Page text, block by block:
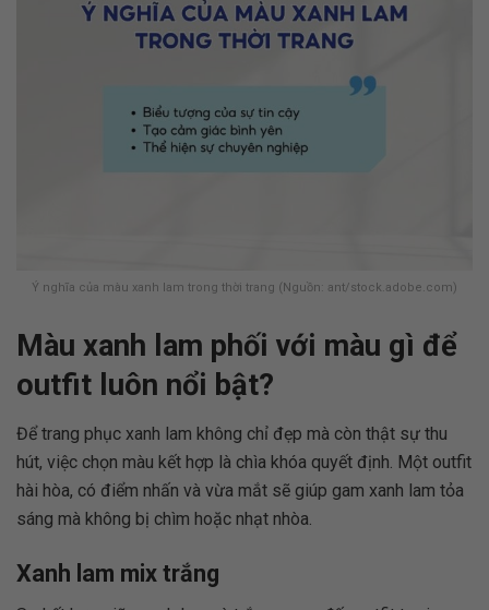
Ý nghĩa của màu xanh lam trong thời trang (Nguồn: ant/stock.adobe.com)
Màu xanh lam phối với màu gì để
outfit luôn nổi bật?
Để trang phục xanh lam không chỉ đẹp mà còn thật sự thu
hút, việc chọn màu kết hợp là chìa khóa quyết định. Một outfit
hài hòa, có điểm nhấn và vừa mắt sẽ giúp gam xanh lam tỏa
sáng mà không bị chìm hoặc nhạt nhòa.
Xanh lam mix trắng